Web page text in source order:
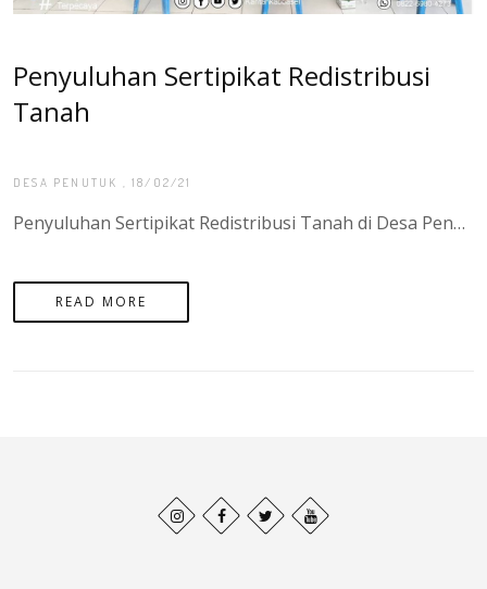
Penyuluhan Sertipikat Redistribusi
Tanah
DESA PENUTUK , 18/02/21
Penyuluhan Sertipikat Redistribusi Tanah di Desa Penutuk Pulau Lepar Pongok yang di hadiri oleh Bapak Agung Basuki, S.ST.,M.H Selaku Kepala Kantor Pertanahan Kota Manado serta di dampingi Kepala Desa Penutuk serta APH setempat. - Target Sertipikat Tanah di Kabuapten Bangka Seatan pada Tahun 2021 sebanyak 3.000 Sertipikat. untuk Target Sertipikat Redistribusi Tanah di Desa Penutuk sebanyak 200 Sertipikat.
READ MORE
Behance
profile
Facebook
profile
Twitter
profile
Pinterest